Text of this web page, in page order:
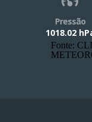
Pressão
1018.02
Fonte: